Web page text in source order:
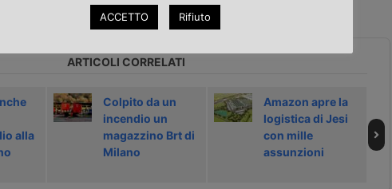
Articolo successivo »
ARTICOLI CORRELATI
alla
Colpito da un
incendio un
magazzino Brt di
Milano
Amazon apre la
logistica di Jesi
con mille
assunzioni
ACCETTO Rifiuto